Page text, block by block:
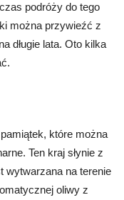
podróży do tego
można przywieźć z
długie lata. Oto kilka
które można
Ten kraj słynie z
wytwarzana na terenie
oliwy z